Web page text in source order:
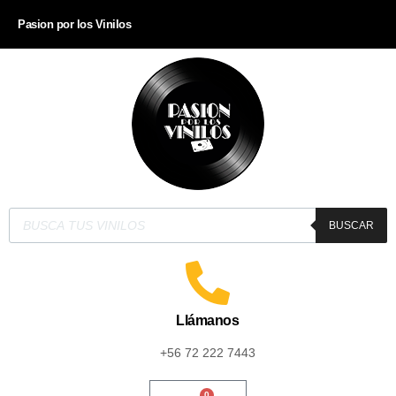
Pasion por los Vinilos
BUSCAR
Llámanos
+56 72 222 7443